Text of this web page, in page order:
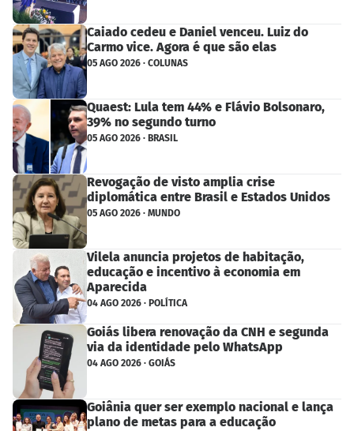
Caiado cedeu e Daniel venceu. Luiz do
Carmo vice. Agora é que são elas
05 AGO 2026 · COLUNAS
Quaest: Lula tem 44% e Flávio Bolsonaro,
39% no segundo turno
05 AGO 2026 · BRASIL
Revogação de visto amplia crise
diplomática entre Brasil e Estados Unidos
05 AGO 2026 · MUNDO
Vilela anuncia projetos de habitação,
educação e incentivo à economia em
Aparecida
04 AGO 2026 · POLÍTICA
Goiás libera renovação da CNH e segunda
via da identidade pelo WhatsApp
04 AGO 2026 · GOIÁS
Goiânia quer ser exemplo nacional e lança
plano de metas para a educação